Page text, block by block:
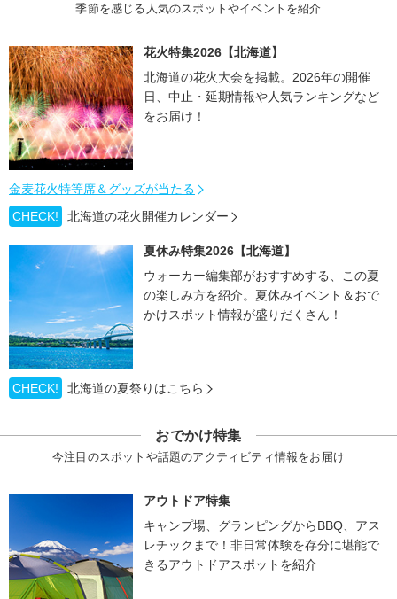
季節を感じる人気のスポットやイベントを紹介
花火特集2026【北海道】
北海道の花火大会を掲載。2026年の開催
日、中止・延期情報や人気ランキングなど
をお届け！
金麦花火特等席＆グッズが当たる
CHECK!
北海道の花火開催カレンダー
夏休み特集2026【北海道】
ウォーカー編集部がおすすめする、この夏
の楽しみ方を紹介。夏休みイベント＆おで
かけスポット情報が盛りだくさん！
CHECK! 北海道の夏祭りはこちら
おでかけ特集
今注目のスポットや話題のアクティビティ情報をお届け
アウトドア特集
キャンプ場、グランピングからBBQ、アス
レチックまで！非日常体験を存分に堪能で
きるアウトドアスポットを紹介